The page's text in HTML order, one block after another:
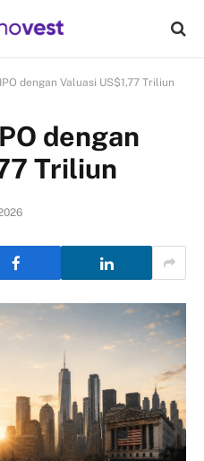
dengan Valuasi US$1,77 Triliun
dengan
Triliun